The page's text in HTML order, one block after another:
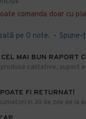
pe 0 note. -
comanda doar cu
MAI BUN RAPORT
calitative, suport
FI RETURNAT!
in 30 de zile de la